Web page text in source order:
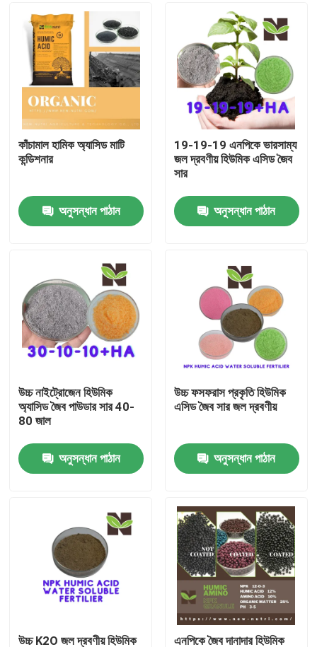
পণ্য
আমাদের সম্পর্কে
মান নিয়ন্ত্রণ
যোগাযোগ করুন
হিউমিক অ্যাসিড জৈব সার
আমিনো অ্যাসিড জৈব সার
নাইট্রোজেন জৈব সার
কাঁচামাল হামিক অ্যাসিড মাটি
কন্ডিশনার
অনুসন্ধান পাঠান
19-19-19 এনপিকে ভারসাম্য
জল দ্রবণীয় হিউমিক এসিড জৈব
সার
অনুসন্ধান পাঠান
উচ্চ নাইট্রোজেন হিউমিক
অ্যাসিড জৈব পাউডার সার 40-
80 জাল
অনুসন্ধান পাঠান
উচ্চ ফসফরাস প্রকৃতি হিউমিক
এসিড জৈব সার জল দ্রবণীয়
অনুসন্ধান পাঠান
উচ্চ K2O জল দ্রবণীয় হিউমিক এনপিকে জৈব দানাদার হিউমিক